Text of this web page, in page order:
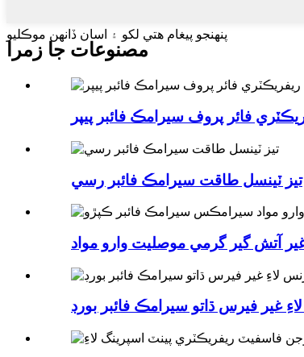
پنهنجو پيغام هتي لکو ۽ اسان ڏانهن موڪليو
مصنوعات جا زمرا
تيز ٽينسل طاقت سيرامڪ فائبر رسي